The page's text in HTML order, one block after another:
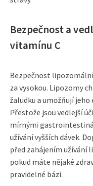
Bezpečnost a
vitamínu C
Bezpečnost
za vysokou. Lipozomy
žaludku a umožňují
Přestože jsou vedlejší
mírnými
užívání vyšších dávek.
před zahájením užívání
pokud máte nějaké
pravidelné bázi.